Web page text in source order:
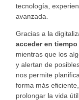
tecnología,
avanzada.
Gracias a la
acceder en
mientras que los
y alertan de
nos permite
forma más
prolongar la vida